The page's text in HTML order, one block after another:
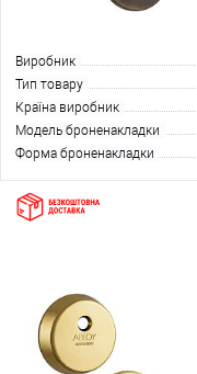
Виробник
Тип товару
Країна виробник
Модель броненакладки
Форма броненакладки